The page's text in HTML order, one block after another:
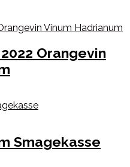
Orangevin
Smagekasse